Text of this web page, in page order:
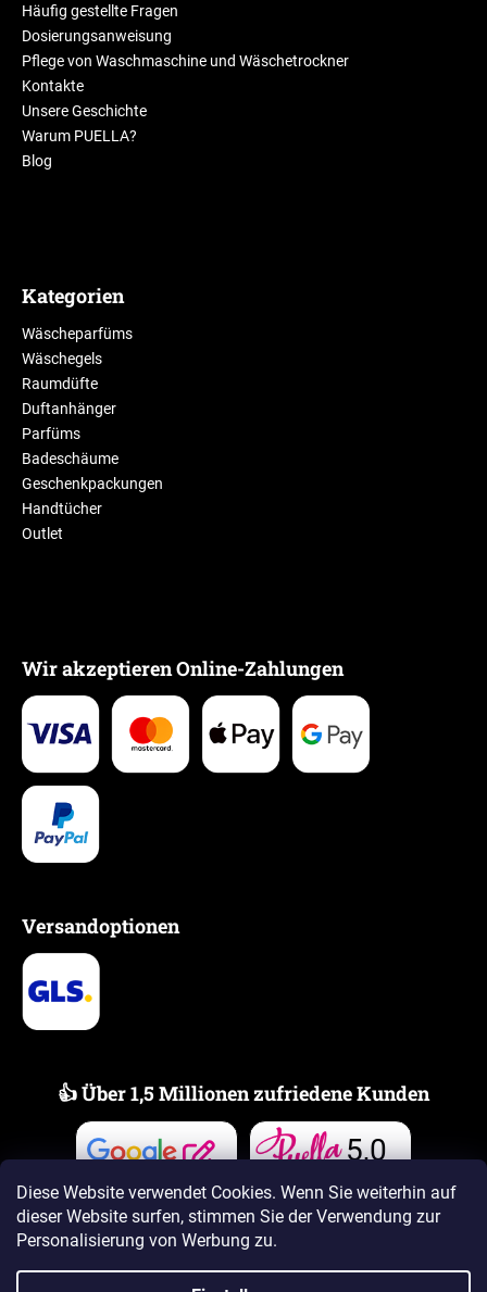
Diese Website verwendet Cookies. Wenn Sie weiterhin auf
dieser Website surfen, stimmen Sie der Verwendung zur
Personalisierung von Werbung zu.
Häufig gestellte Fragen
Dosierungsanweisung
Pflege von Waschmaschine und Wäschetrockner
Kontakte
Unsere Geschichte
Warum PUELLA?
Blog
Kategorien
Wäscheparfüms
Wäschegels
Raumdüfte
Duftanhänger
Parfüms
Badeschäume
Geschenkpackungen
Handtücher
Outlet
Wir akzeptieren Online-Zahlungen
Versandoptionen
👍 Über 1,5 Millionen zufriedene Kunden
Bewertungen
5,0